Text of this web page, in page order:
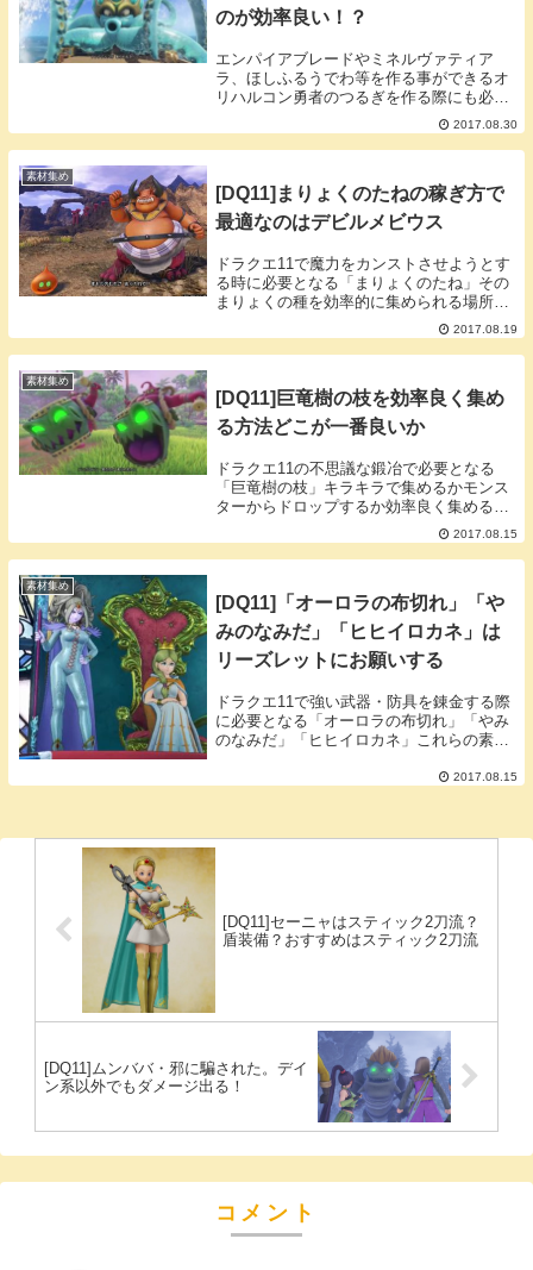
のが効率良い！？
エンパイアブレードやミネルヴァティア
ラ、ほしふるうでわ等を作る事ができるオ
リハルコン勇者のつるぎを作る際にも必要
で王者の剣を作る際にも必要な貴重な素材
です。キラキラでオリハルコンを集める方
法オリハルコンは天空の古戦場9Fのさいご
2017.08.30
素材集め
[DQ11]まりょくのたねの稼ぎ方で
最適なのはデビルメビウス
ドラクエ11で魔力をカンストさせようとす
る時に必要となる「まりょくのたね」その
まりょくの種を効率的に集められる場所を
調べてみました。まりょくのたね集めの最
適解はデビルメビウスまりょくのたねは下
記のモンスターからドロップします。・ド
2017.08.19
素材集め
[DQ11]巨竜樹の枝を効率良く集め
る方法どこが一番良いか
ドラクエ11の不思議な鍛冶で必要となる
「巨竜樹の枝」キラキラで集めるかモンス
ターからドロップするか効率良く集める方
法を考察してみました。巨竜樹の枝のキラ
キラはどこ巨竜樹の枝が拾える場所は、天
空の古戦場やケトスで行ける高台（バンデ
2017.08.15
素材集め
[DQ11]「オーロラの布切れ」「や
みのなみだ」「ヒヒイロカネ」は
リーズレットにお願いする
ドラクエ11で強い武器・防具を錬金する際
に必要となる「オーロラの布切れ」「やみ
のなみだ」「ヒヒイロカネ」これらの素材
換してもらえる。リーズレットが素材交換
2017.08.15
[DQ11]セーニャはスティック2刀流？
盾装備？おすすめはスティック2刀流
[DQ11]ムンババ・邪に騙された。デイ
ン系以外でもダメージ出る！
コメント